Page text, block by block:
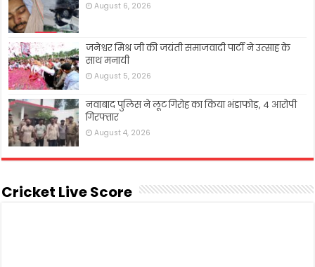
August 6, 2026
जनेश्वर मिश्र जी की जयंती समाजवादी पार्टी ने उत्साह के
साथ मनायी
August 5, 2026
नवाबाद पुलिस ने लूट गिरोह का किया भंडाफोड़, 4 आरोपी
गिरफ्तार
August 4, 2026
Cricket Live Score